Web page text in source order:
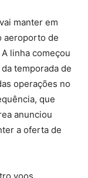
manter em
aeroporto de
linha começou
temporada de
operações no
que
anunciou
a oferta de